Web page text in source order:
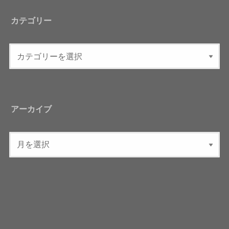
カテゴリー
アーカイブ